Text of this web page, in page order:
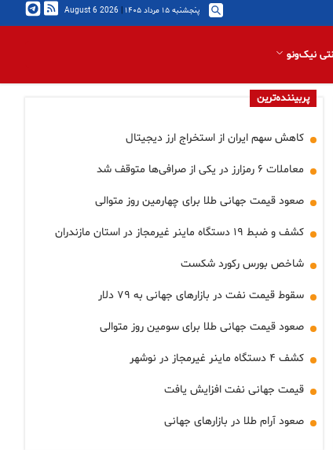
پنجشنبه ۱۵ مرداد ۱۴۰۵ |
2026 August 6
نیک‌ونو
پربیننده‌ترین
کاهش سهم ایران از استخراج ارز دیجیتال
معاملات ۶ رمزارز در یکی از صرافی‌ها متوقف شد
صعود قیمت جهانی طلا برای چهارمین روز متوالی
کشف و ضبط ۱۹ دستگاه ماینر غیرمجاز در استان مازندران
شاخص بورس رکورد شکست
سقوط قیمت نفت در بازارهای جهانی به ۷۹ دلار
صعود قیمت جهانی طلا برای سومین روز متوالی
کشف ۴ دستگاه ماینر غیرمجاز در نوشهر
قیمت جهانی نفت افزایش یافت
صعود آرام طلا در بازارهای جهانی